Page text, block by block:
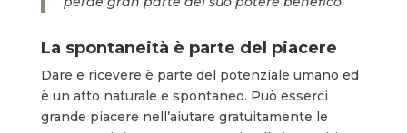
La spontaneità è parte del piacere
Dare e ricevere è parte del potenziale umano ed
è un atto naturale e spontaneo. Può esserci
grande piacere nell’aiutare gratuitamente le